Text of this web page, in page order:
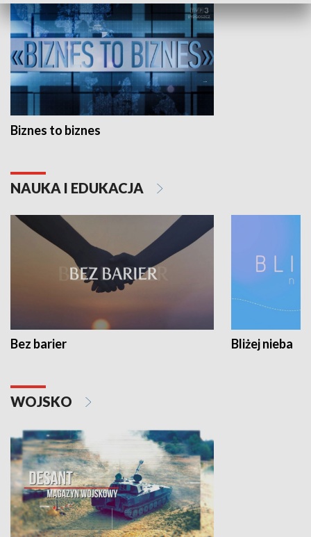
Biznes to biznes
NAUKA I EDUKACJA
Bez barier Bliżej nieba
WOJSKO